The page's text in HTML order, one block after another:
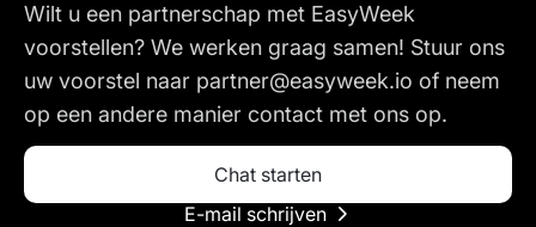
Wilt u een partnerschap met EasyWeek
voorstellen? We werken graag samen! Stuur ons
uw voorstel naar partner@easyweek.io of neem
op een andere manier contact met ons op.
Chat starten
E-mail schrijven